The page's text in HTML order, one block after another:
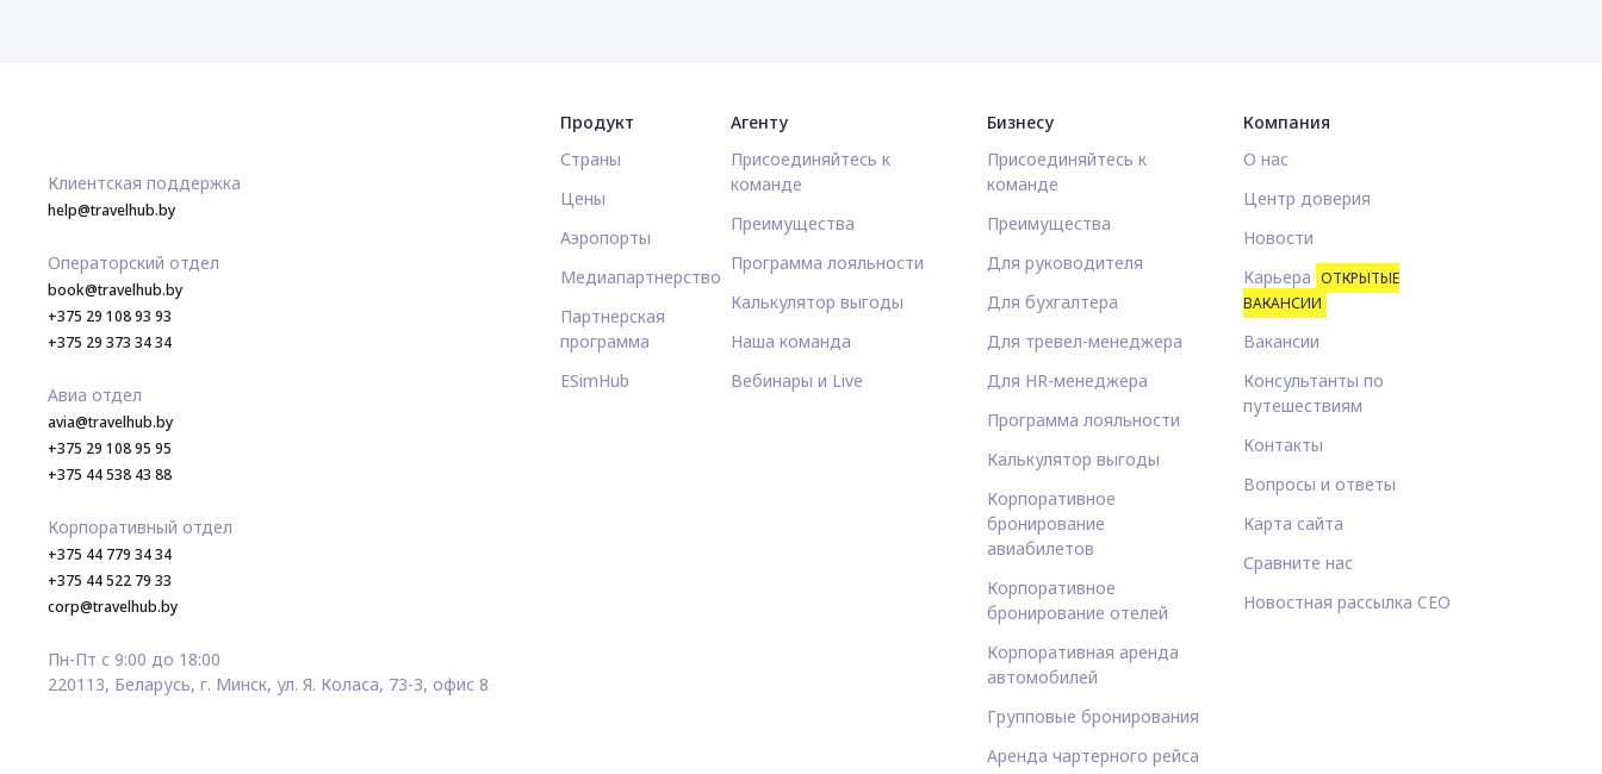
Клиентская поддержка
help@travelhub.by
Операторский отдел
book@travelhub.by
+375 29 108 93 93
+375 29 373 34 34
Авиа отдел
avia@travelhub.by
+375 29 108 95 95
+375 44 538 43 88
Корпоративный отдел
+375 44 779 34 34
+375 44 522 79 33
corp@travelhub.by
Пн-Пт с 9:00 до 18:00
220113, Беларусь, г. Минск, ул. Я. Коласа, 73-3, офис 8
Продукт
Страны
Цены
Аэропорты
Медиапартнерство
Партнерская
программа
ESimHub
Агенту
Присоединяйтесь к
команде
Преимущества
Программа лояльности
Калькулятор выгоды
Наша команда
Вебинары и Live
Бизнесу
Присоединяйтесь к
команде
Преимущества
Для руководителя
Для бухгалтера
Для тревел-менеджера
Для HR-менеджера
Программа лояльности
Калькулятор выгоды
Корпоративное
бронирование
авиабилетов
Корпоративное
бронирование отелей
Корпоративная аренда
автомобилей
Групповые бронирования
Аренда чартерного рейса
Компания
О нас
Центр доверия
Новости
Карьера ОТКРЫТЫЕ
ВАКАНСИИ
Вакансии
Консультанты по
путешествиям
Контакты
Вопросы и ответы
Карта сайта
Сравните нас
Новостная рассылка CEO